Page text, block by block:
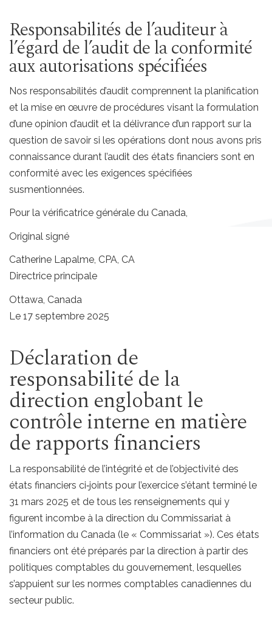
Responsabilités de l’auditeur à
l’égard de l’audit de la conformité
aux autorisations spécifiées
Nos responsabilités d’audit comprennent la planification
et la mise en œuvre de procédures visant la formulation
d’une opinion d’audit et la délivrance d’un rapport sur la
question de savoir si les opérations dont nous avons pris
connaissance durant l’audit des états financiers sont en
conformité avec les exigences spécifiées
susmentionnées.
Pour la vérificatrice générale du Canada,
Original signé
Catherine Lapalme, CPA, CA
Directrice principale
Ottawa, Canada
Le 17 septembre 2025
Déclaration de
responsabilité de la
direction englobant le
contrôle interne en matière
de rapports financiers
La responsabilité de l’intégrité et de l’objectivité des
états financiers ci‑joints pour l’exercice s’étant terminé le
31 mars 2025 et de tous les renseignements qui y
figurent incombe à la direction du Commissariat à
l’information du Canada (le « Commissariat »). Ces états
financiers ont été préparés par la direction à partir des
politiques comptables du gouvernement, lesquelles
s’appuient sur les normes comptables canadiennes du
secteur public.